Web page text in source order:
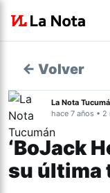
← Volver
La Nota
hace 7 años •
‘BoJack
su última